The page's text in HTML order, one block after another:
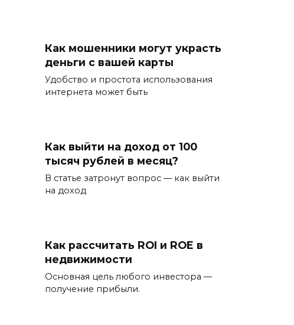
Как мошенники могут украсть
деньги с вашей карты
Удобство и простота использования
интернета может быть
Как выйти на доход от 100
тысяч рублей в месяц?
В статье затронут вопрос — как выйти
на доход
Как рассчитать ROI и ROE в
недвижимости
Основная цель любого инвестора —
получение прибыли.